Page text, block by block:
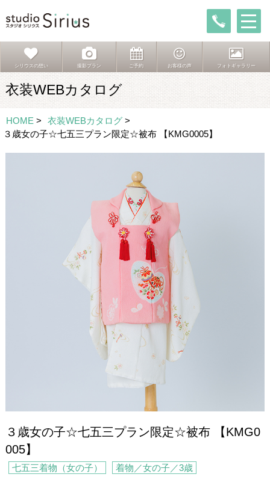
シリウスの想い 撮影プラン ご予約 お客様の声 フォトギャラリー
衣装WEBカタログ
HOME > 衣装WEBカタログ >
３歳女の子☆七五三プラン限定☆被布 【KMG0005】
３歳女の子☆七五三プラン限定☆被布 【KMG0
005】
七五三着物（女の子） 着物／女の子／3歳